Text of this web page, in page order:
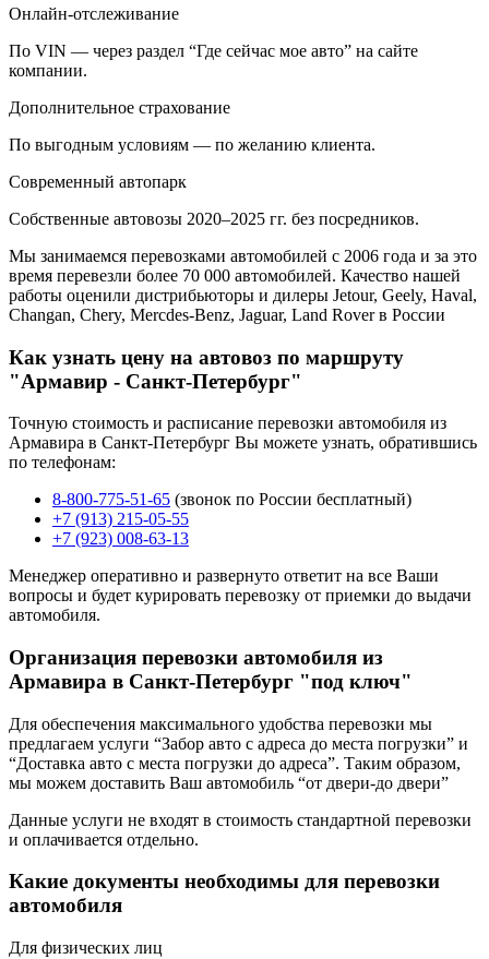
Онлайн-отслеживание
По VIN — через раздел “Где сейчас мое авто” на сайте
компании.
Дополнительное страхование
По выгодным условиям — по желанию клиента.
Современный автопарк
Собственные автовозы 2020–2025 гг. без посредников.
Мы занимаемся перевозками автомобилей с 2006 года и за это
время перевезли более 70 000 автомобилей. Качество нашей
работы оценили дистрибьюторы и дилеры Jetour, Geely, Haval,
Changan, Chery, Mercdes-Benz, Jaguar, Land Rover в России
Как узнать цену на автовоз по маршруту
"Армавир - Санкт-Петербург"
Точную стоимость и расписание перевозки автомобиля из
Армавира в Санкт-Петербург Вы можете узнать, обратившись
по телефонам:
8-800-775-51-65 (звонок по России бесплатный)
+7 (913) 215-05-55
+7 (923) 008-63-13
Менеджер оперативно и развернуто ответит на все Ваши
вопросы и будет курировать перевозку от приемки до выдачи
автомобиля.
Организация перевозки автомобиля из
Армавира в Санкт-Петербург "под ключ"
Для обеспечения максимального удобства перевозки мы
предлагаем услуги “Забор авто с адреса до места погрузки” и
“Доставка авто с места погрузки до адреса”. Таким образом,
мы можем доставить Ваш автомобиль “от двери-до двери”
Данные услуги не входят в стоимость стандартной перевозки
и оплачивается отдельно.
Какие документы необходимы для перевозки
автомобиля
Для физических лиц